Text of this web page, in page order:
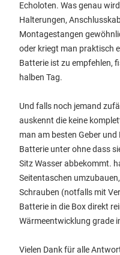
Echoloten. Was genau
Halterungen,
Montagestangen
oder kriegt man praktisch
Batterie ist zu empfehlen,
halben Tag.
Und falls noch jemand
auskennt die keine
man am besten Geber
Batterie unter ohne dass
Sitz Wasser abbekommt.
Seitentaschen
Schrauben (notfalls mit
Batterie in die Box direkt
Wärmeentwicklung grade
Vielen Dank für alle